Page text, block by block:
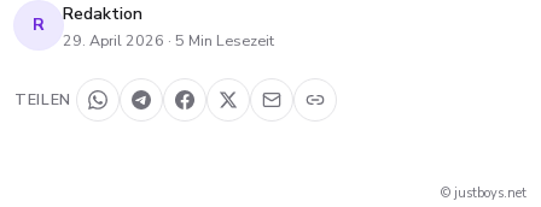
R Redaktion
29. April 2026 · 5 Min Lesezeit
TEILEN
© justboys.net